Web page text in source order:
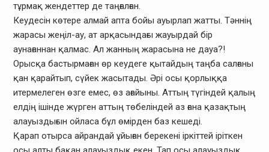
тұрмақ жендеттер де таңғалған.
Кеудесін көтере алмай апта бойы ауырлап жатты. Тәннің
жарасы жеңіл-ау, ат арқасындағы жауырдай бір
аунағаннан қалмас. Ал жанның жарасына не дауа?!
Орысқа бастырмаған өр кеудеге қытайдың таңба салғаны
қан қарайтып, сүйек жасытады. Әрі осы қорлыққа
итермелеген өзге емес, өз ағайыны. Аттың түгіндей қалың
елдің ішінде жүрген аттың төбеліндей аз ғана қазақтың
алауыздығын ойласа бұл өмірден баз кешеді.
Қарап отырса айрандай ұйыған берекені іркіттей іріткен